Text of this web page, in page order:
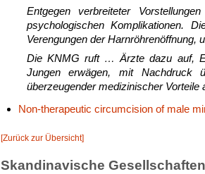
Entgegen verbreiteter
psychologischen Komplikationen.
Verengungen der Harnröhrenöffnung,
Die KNMG ruft … Ärzte dazu auf,
Jungen erwägen, mit Nachdruck
überzeugender medizinischer Vorteile
Non-therapeutic circumcision of male
[Zurück zur Übersicht]
Skandinavische